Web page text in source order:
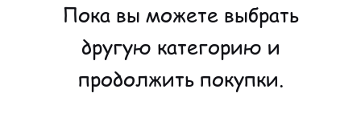
Пока вы можете выбрать
другую категорию и
продолжить покупки.